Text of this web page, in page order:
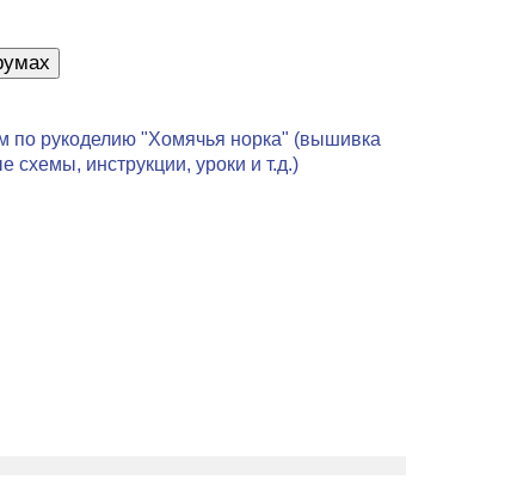
рукоделию "Хомячья норка" (вышивка
схемы, инструкции, уроки и т.д.)